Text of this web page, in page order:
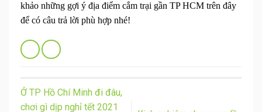
khảo những gợi ý địa điểm cắm trại gần TP HCM trên đây
để có câu trả lời phù hợp nhé!
Ở TP Hồ Chí Minh đi đâu,
chơi gì dịp nghỉ tết 2021